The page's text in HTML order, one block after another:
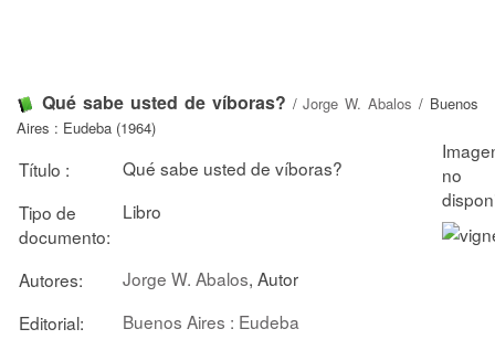
Qué sabe usted de víboras? /Jorge W. Abalos / Buenos
Aires : Eudeba (1964)
Título :
Qué sabe usted de víboras?
Tipo de
documento:
Libro
Autores: Jorge W. Abalos, Autor
Editorial:
Buenos Aires : Eudeba